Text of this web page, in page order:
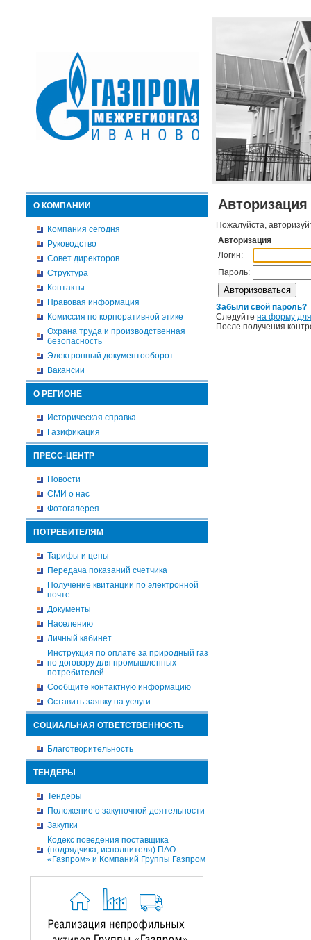
О КОМПАНИИ
Компания сегодня
Руководство
Совет директоров
Структура
Контакты
Правовая информация
Комиссия по корпоративной этике
Охрана труда и производственная
безопасность
Электронный документооборот
Вакансии
О РЕГИОНЕ
Историческая справка
Газификация
ПРЕСС-ЦЕНТР
Новости
СМИ о нас
Фотогалерея
ПОТРЕБИТЕЛЯМ
Тарифы и цены
Передача показаний счетчика
Получение квитанции по электронной
почте
Документы
Населению
Личный кабинет
Инструкция по оплате за природный газ
по договору для промышленных
потребителей
Сообщите контактную информацию
Оставить заявку на услуги
СОЦИАЛЬНАЯ ОТВЕТСТВЕННОСТЬ
Благотворительность
ТЕНДЕРЫ
Тендеры
Положение о закупочной деятельности
Закупки
Кодекс поведения поставщика
(подрядчика, исполнителя) ПАО
«Газпром» и Компаний Группы Газпром
Авторизация
Пожалуйста,
Авторизация
Логин:
Пароль:
Забыли свой пароль?
Следуйте на форму
После получения